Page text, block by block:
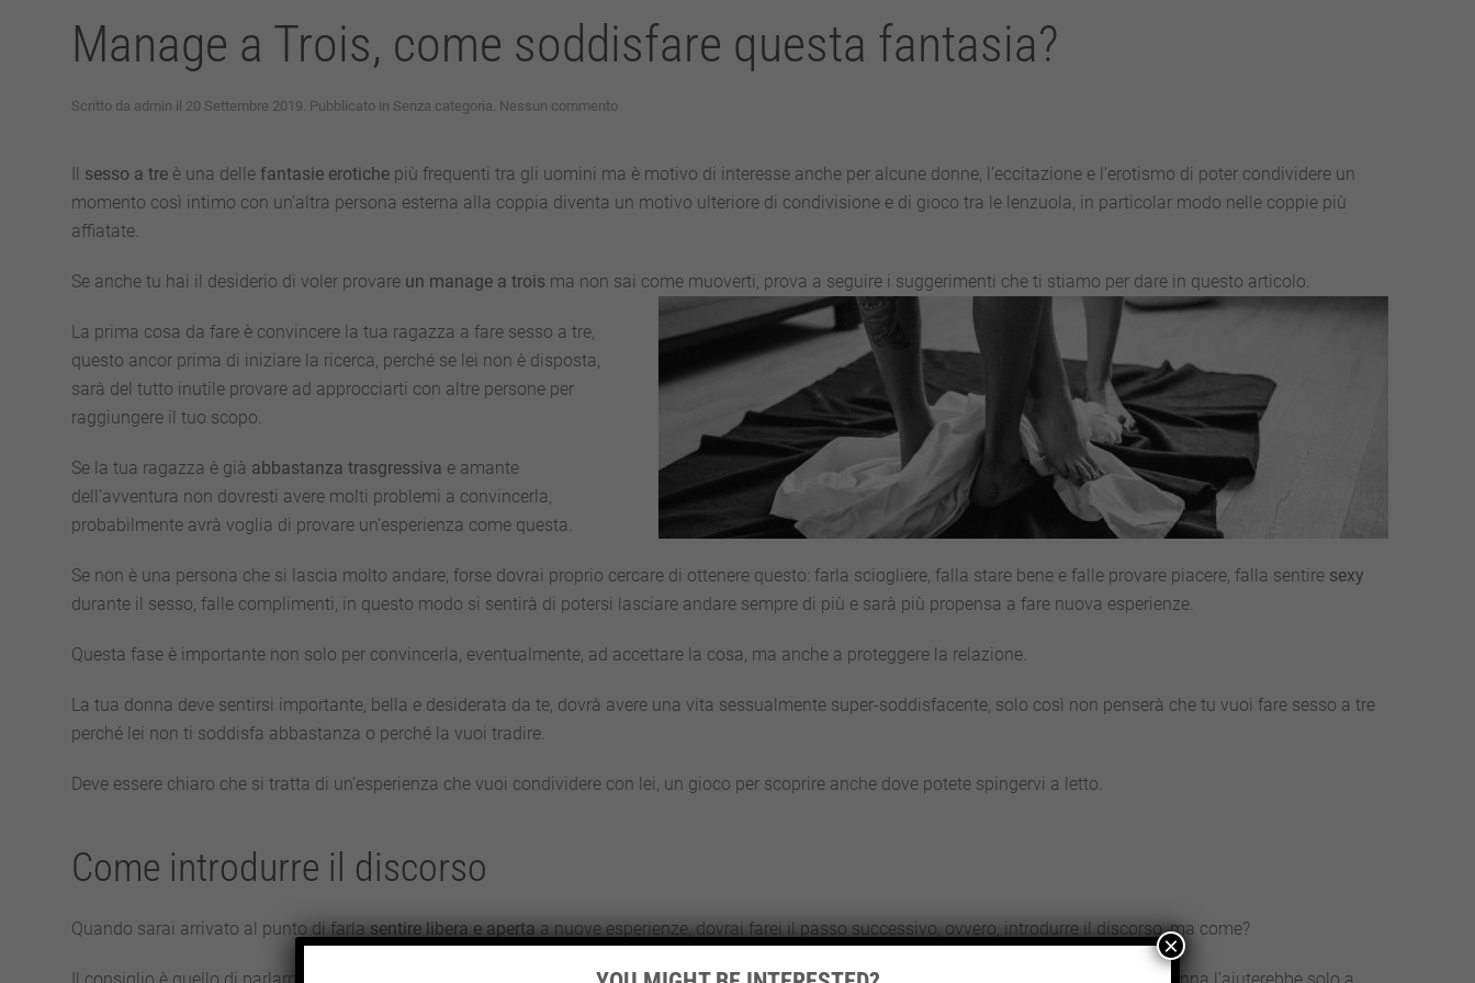
Manage a Trois, come soddisfare questa fantasia?
Scritto da admin il 20 Settembre 2019. Pubblicato in Senza categoria. Nessun commentosu
Trois,
come
soddisfare
Il sesso a treè una delle fantasie erotichepiù frequenti tra gli uomini ma è motivo di interesse anche per alcune donne, l’eccitazione e l’erotismo di poter condividere un
momento così intimo con un’altra persona esterna alla coppia diventa un motivo ulteriore di condivisione e di gioco tra le lenzuola, in particolar modo nelle coppie più
affiatate.
Se anche tu hai il desiderio di voler provare un manage a troisma non sai come muoverti, prova a seguire i suggerimenti che ti stiamo per dare in questo articolo.
La prima cosa da fare è convincere la tua ragazza a fare sesso a tre,
questo ancor prima di iniziare la ricerca, perché se lei non è disposta,
sarà del tutto inutile provare ad approcciarti con altre persone per
raggiungere il tuo scopo.
Se la tua ragazza è già abbastanza trasgressiva e amante
dell’avventura non dovresti avere molti problemi a convincerla,
probabilmente avrà voglia di provare un’esperienza come questa.
Se non è una persona che si lascia molto andare, forse dovrai proprio cercare di ottenere questo: farla sciogliere, falla stare bene e falle provare piacere, falla sentire sexy
durante il sesso, falle complimenti, in questo modo si sentirà di potersi lasciare andare sempre di più e sarà più propensa a fare nuova esperienze.
Questa fase è importante non solo per convincerla, eventualmente, ad accettare la cosa, ma anche a proteggere la relazione.
La tua donna deve sentirsi importante, bella e desiderata da te, dovrà avere una vita sessualmente super-soddisfacente, solo così non penserà che tu vuoi fare sesso a tre
perché lei non ti soddisfa abbastanza o perché la vuoi tradire.
Deve essere chiaro che si tratta di un’esperienza che vuoi condividere con lei, un gioco per scoprire anche dove potete spingervi a letto.
Come introdurre il discorso
Quando sarai arrivato al punto di farlasentire libera e apertaa nuove esperienze, dovrai farei il passo successivo, ovvero, introdurre il discorso, ma come?
×